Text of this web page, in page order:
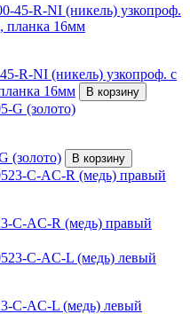
R-NI (никель) узкопроф. с
16мм
В корзину
(золото)
В корзину
C-AC-R (медь) правый
C-AC-L (медь) левый